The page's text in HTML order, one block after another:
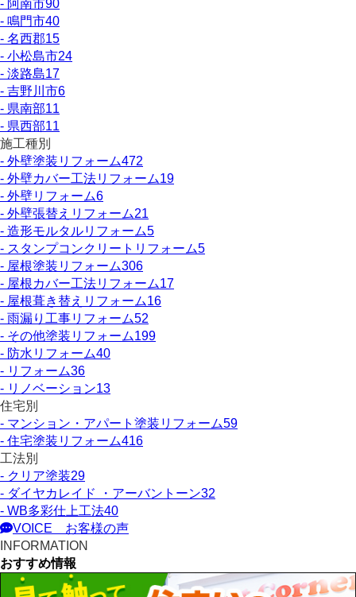
- 阿南市90
- 鳴門市40
- 名西郡15
- 小松島市24
- 淡路島17
- 吉野川市6
- 県南部11
- 県西部11
施工種別
- 外壁塗装リフォーム472
- 外壁カバー工法リフォーム19
- 外壁リフォーム6
- 外壁張替えリフォーム21
- 造形モルタルリフォーム5
- スタンプコンクリートリフォーム5
- 屋根塗装リフォーム306
- 屋根カバー工法リフォーム17
- 屋根葺き替えリフォーム16
- 雨漏り工事リフォーム52
- その他塗装リフォーム199
- 防水リフォーム40
- リフォーム36
- リノベーション13
住宅別
- マンション・アパート塗装リフォーム59
- 住宅塗装リフォーム416
工法別
- クリア塗装29
- ダイヤカレイド ・アーバントーン32
- WB多彩仕上工法40
VOICE
お客様の声
INFORMATION
おすすめ情報